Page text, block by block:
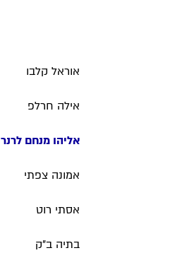
אוראל קלבו
אילה חרלפ
אליהו מנחם לרנר
אמונה צפתי
אסתי רוט
בתיה ב"ק